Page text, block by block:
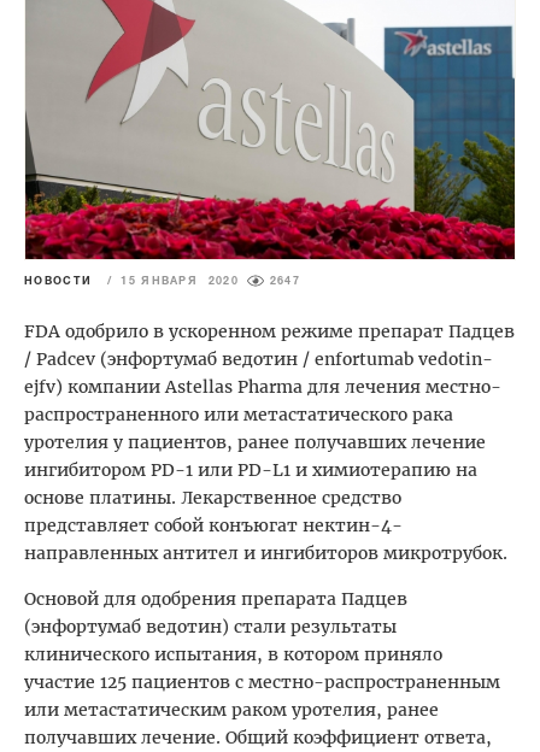
НОВОСТИ / 15 ЯНВАРЯ 2020 2647
FDA одобрило в ускоренном режиме препарат Падцев
/ Padcev (энфортумаб ведотин / enfortumab vedotin-
ejfv) компании Astellas Pharma для лечения местно-
распространенного или метастатического рака
уротелия у пациентов, ранее получавших лечение
ингибитором PD-1 или PD-L1 и химиотерапию на
основе платины. Лекарственное средство
представляет собой конъюгат нектин-4-
направленных антител и ингибиторов микротрубок.
Основой для одобрения препарата Падцев
(энфортумаб ведотин) стали результаты
клинического испытания, в котором приняло
участие 125 пациентов с местно-распространенным
или метастатическим раком уротелия, ранее
получавших лечение. Общий коэффициент ответа,